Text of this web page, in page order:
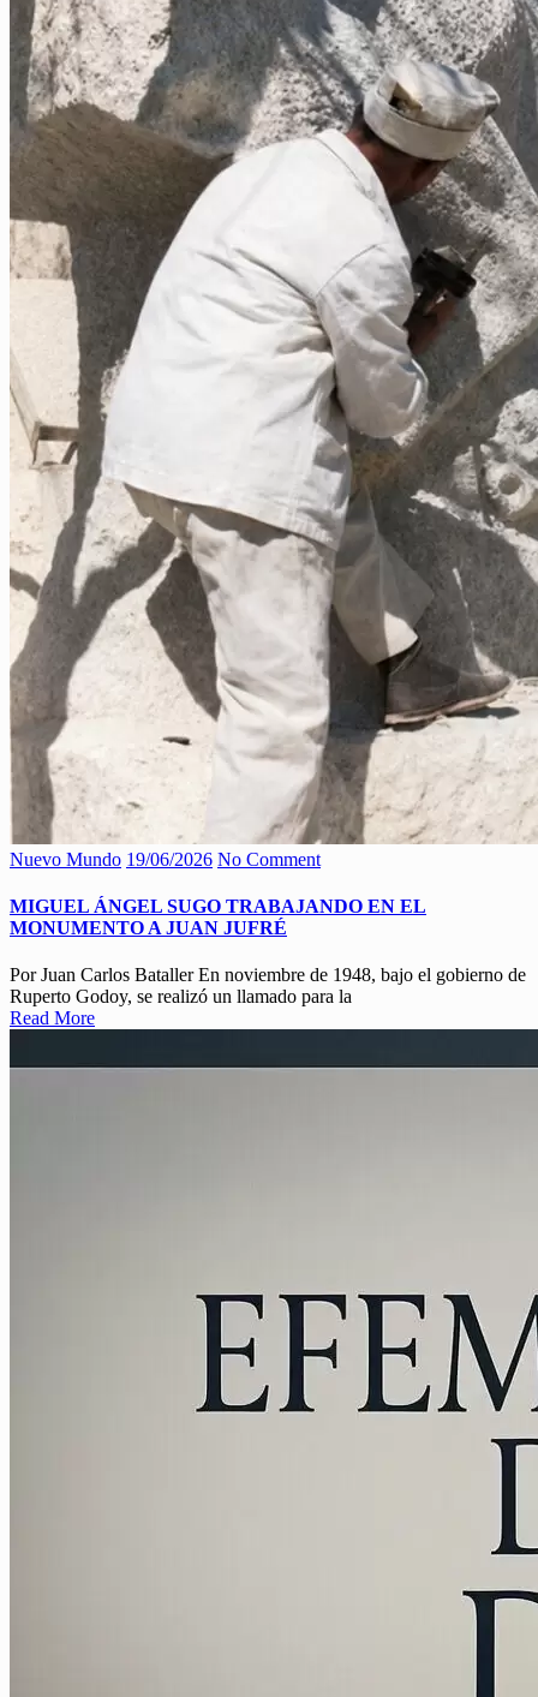
Nuevo Mundo 19/06/2026 No Comment
MIGUEL ÁNGEL SUGO TRABAJANDO EN EL
MONUMENTO A JUAN JUFRÉ
Por Juan Carlos Bataller En noviembre de 1948, bajo el gobierno de
Ruperto Godoy, se realizó un llamado para la
Read More